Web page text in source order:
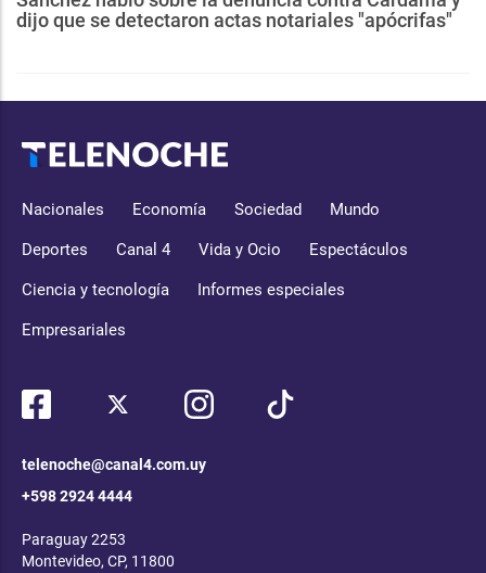
dijo que se detectaron actas notariales "apócrifas"
Nacionales Economía Sociedad Mundo
Deportes Canal 4 Vida y Ocio Espectáculos
Ciencia y tecnología Informes especiales
Empresariales
telenoche@canal4.com.uy
+598 2924 4444
Paraguay 2253
Montevideo, CP, 11800